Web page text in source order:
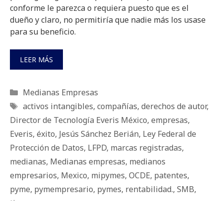
conforme le parezca o requiera puesto que es el
dueño y claro, no permitiría que nadie más los usase
para su beneficio.
LEER MÁS
Categorías
Medianas Empresas
Etiquetas
activos intangibles, compañías, derechos de autor,
Director de Tecnología Everis México, empresas,
Everis, éxito, Jesús Sánchez Berián, Ley Federal de
Protección de Datos, LFPD, marcas registradas,
medianas, Medianas empresas, medianos
empresarios, Mexico, mipymes, OCDE, patentes,
pyme, pymempresario, pymes, rentabilidad., SMB,